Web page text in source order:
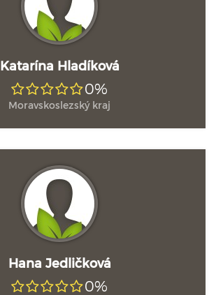
Katarína Hladíková
0%
Moravskoslezský kraj
Hana Jedličková
0%